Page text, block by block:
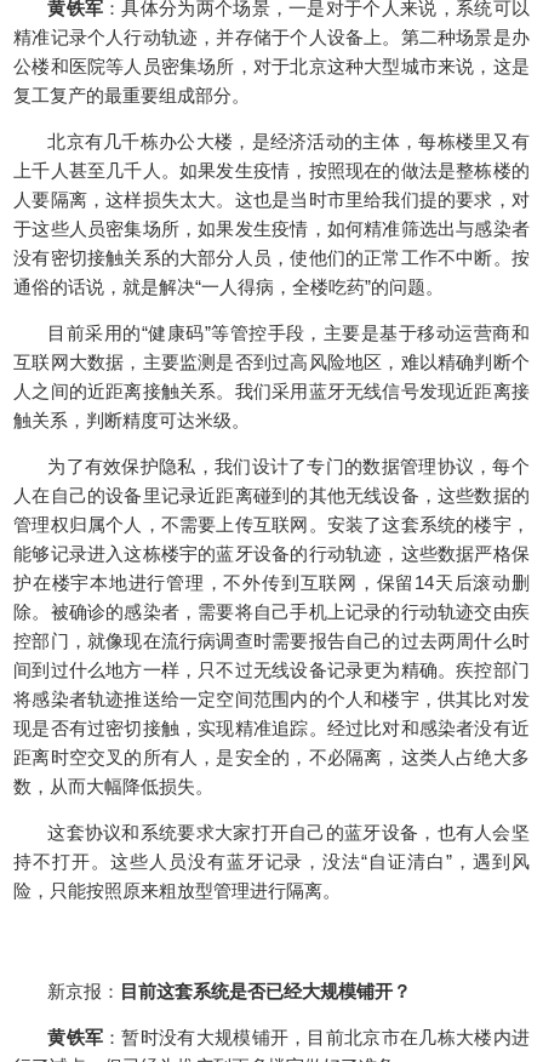
黄铁军 ：具体分为两个场景，一是对于个人来说，系统可以
精准记录个人行动轨迹，并存储于个人设备上。第二种场景是办
公楼和医院等人员密集场所，对于北京这种大型城市来说，这是
复工复产的最重要组成部分。
北京有几千栋办公大楼，是经济活动的主体，每栋楼里又有
上千人甚至几千人。如果发生疫情，按照现在的做法是整栋楼的
人要隔离，这样损失太大。这也是当时市里给我们提的要求，对
于这些人员密集场所，如果发生疫情，如何精准筛选出与感染者
没有密切接触关系的大部分人员，使他们的正常工作不中断。按
通俗的话说，就是解决“一人得病，全楼吃药”的问题。
目前采用的“健康码”等管控手段，主要是基于移动运营商和
互联网大数据，主要监测是否到过高风险地区，难以精确判断个
人之间的近距离接触关系。我们采用蓝牙无线信号发现近距离接
触关系，判断精度可达米级。
为了有效保护隐私，我们设计了专门的数据管理协议，每个
人在自己的设备里记录近距离碰到的其他无线设备，这些数据的
管理权归属个人，不需要上传互联网。安装了这套系统的楼宇，
能够记录进入这栋楼宇的蓝牙设备的行动轨迹，这些数据严格保
护在楼宇本地进行管理，不外传到互联网，保留14天后滚动删
除。被确诊的感染者，需要将自己手机上记录的行动轨迹交由疾
控部门，就像现在流行病调查时需要报告自己的过去两周什么时
间到过什么地方一样，只不过无线设备记录更为精确。疾控部门
将感染者轨迹推送给一定空间范围内的个人和楼宇，供其比对发
现是否有过密切接触，实现精准追踪。经过比对和感染者没有近
距离时空交叉的所有人，是安全的，不必隔离，这类人占绝大多
数，从而大幅降低损失。
这套协议和系统要求大家打开自己的蓝牙设备，也有人会坚
持不打开。这些人员没有蓝牙记录，没法“自证清白”，遇到风
险，只能按照原来粗放型管理进行隔离。
新京报： 目前这套系统是否已经大规模铺开？
黄铁军 ：暂时没有大规模铺开，目前北京市在几栋大楼内进